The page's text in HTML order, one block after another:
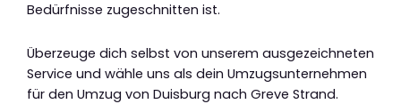
Bedürfnisse zugeschnitten ist.
Überzeuge dich selbst von unserem ausgezeichneten
Service und wähle uns als dein Umzugsunternehmen
für den Umzug von Duisburg nach Greve Strand.